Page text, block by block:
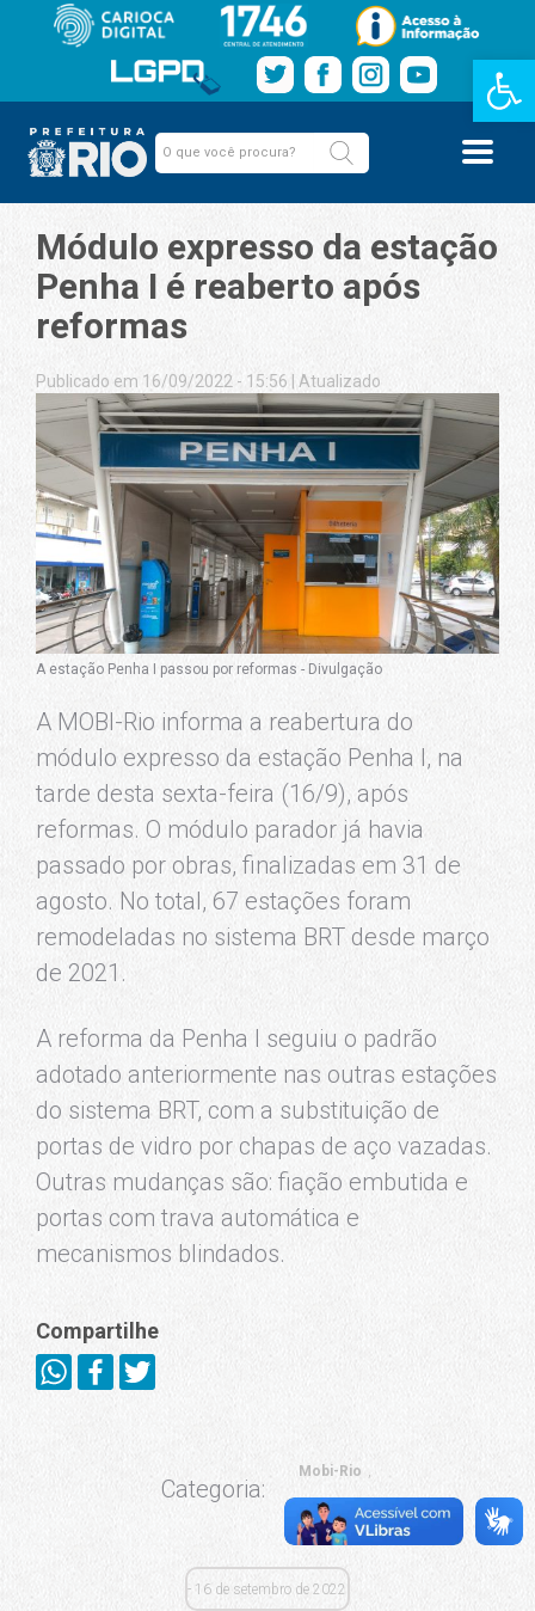
Barra de
Módulo expresso da estação
Penha I é reaberto após
reformas
Publicado em 16/09/2022 - 15:56 Atualizado
A estação Penha I passou por reformas - Divulgação
A MOBI-Rio informa a reabertura do
módulo expresso da estação Penha I, na
tarde desta sexta-feira (16/9), após
reformas. O módulo parador já havia
passado por obras, finalizadas em 31 de
agosto. No total, 67 estações foram
remodeladas no sistema BRT desde março
de 2021.
A reforma da Penha I seguiu o padrão
adotado anteriormente nas outras estações
do sistema BRT, com a substituição de
portas de vidro por chapas de aço vazadas.
Outras mudanças são: fiação embutida e
portas com trava automática e
mecanismos blindados.
Compartilhe
Categoria:
Mobi-Rio
Notícias
16 de setembro de 2022